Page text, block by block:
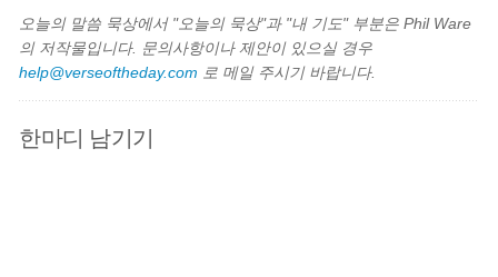
오늘의 말씀 묵상에서 "오늘의 묵상"과 "내 기도" 부분은 Phil Ware
의 저작물입니다. 문의사항이나 제안이 있으실 경우
help@verseoftheday.com 로 메일 주시기 바랍니다.
한마디 남기기